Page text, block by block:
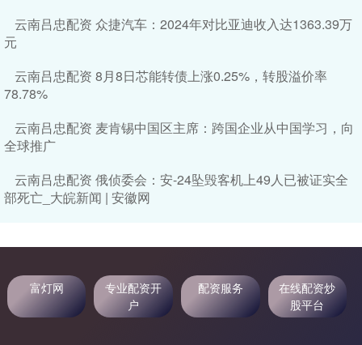
云南吕忠配资 众捷汽车：2024年对比亚迪收入达1363.39万
元
云南吕忠配资 8月8日芯能转债上涨0.25%，转股溢价率
78.78%
云南吕忠配资 麦肯锡中国区主席：跨国企业从中国学习，向
全球推广
云南吕忠配资 俄侦委会：安-24坠毁客机上49人已被证实全
部死亡_大皖新闻 | 安徽网
富灯网
专业配资开
户
配资服务
在线配资炒
股平台